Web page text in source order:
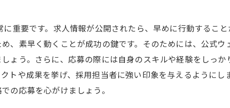
と厚生年金の充実度をチェック
制度と働きやすさの両立
とキャリア開発のサポート
施設の利用方法とその利点
重要です。求人情報が公開されたら、早めに行動するこ
、素早く動くことが成功の鍵です。そのためには、公式
ょう。さらに、応募の際には自身のスキルや経験をしっ
トや成果を挙げ、採用担当者に強い印象を与えるようにし
の応募を心がけましょう。